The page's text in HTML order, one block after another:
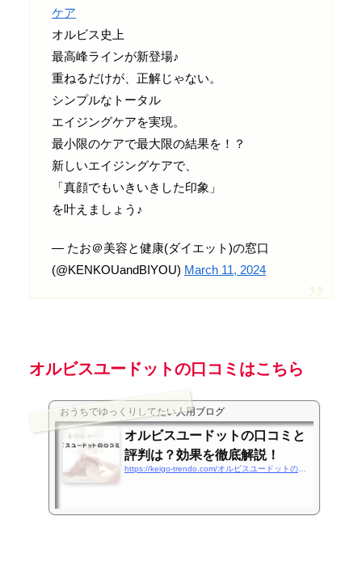
ケア
オルビス史上
最高峰ラインが新登場♪
重ねるだけが、正解じゃない。
シンプルなトータル
エイジングケアを実現。
最小限のケアで最大限の結果を！？
新しいエイジングケアで、
「真顔でもいきいきした印象」
を叶えましょう♪
— たお＠美容と健康(ダイエット)の窓口
(@KENKOUandBIYOU) March 11, 2024
オルビスユードットの口コミはこちら
おうちでゆっくりしてたい人用ブログ
オルビスユードットの口コミと
評判は？効果を徹底解説！
https://keigo-trendo.com/オルビスユードットの口コミと評判は？効果を徹